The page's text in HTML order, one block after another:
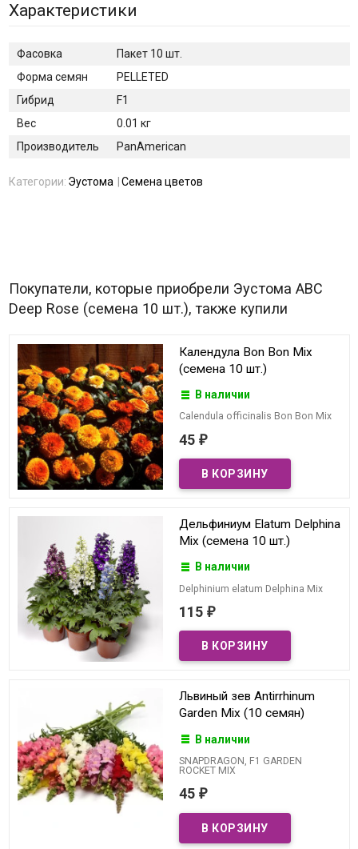
Характеристики
Фасовка
Пакет 10 шт.
Форма семян
PELLETED
Гибрид
F1
Вес
0.01 кг
Производитель
PanAmerican
Категории: Эустома Семена цветов
Покупатели, которые приобрели Эустома ABC
Deep Rose (семена 10 шт.), также купили
Календула Bon Bon Mix
(семена 10 шт.)
В наличии
Calendula officinalis Bon Bon Mix
45 ₽
Дельфиниум Elatum Delphina
Mix (семена 10 шт.)
В наличии
Delphinium elatum Delphina Mix
115 ₽
Львиный зев Antirrhinum
Garden Mix (10 семян)
В наличии
SNAPDRAGON, F1 GARDEN
ROCKET MIX
45 ₽